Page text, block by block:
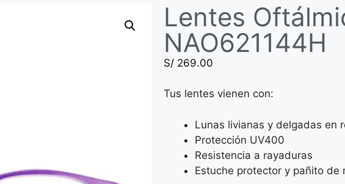
Lentes
NAO621144H
S/ 269.00
Tus lentes vienen con:
Lunas livianas y delgadas en
Protección UV400
Resistencia a rayaduras
Estuche protector y pañito de